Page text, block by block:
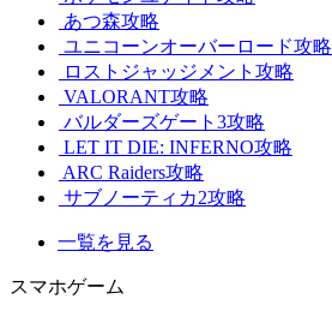
あつ森攻略
ユニコーンオーバーロード攻略
ロストジャッジメント攻略
VALORANT攻略
バルダーズゲート3攻略
LET IT DIE: INFERNO攻略
ARC Raiders攻略
サブノーティカ2攻略
一覧を見る
スマホゲーム